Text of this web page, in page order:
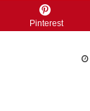
Pinterest